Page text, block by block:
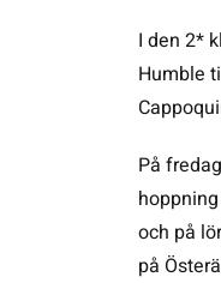
I den 2*
Humble
På
och på
på